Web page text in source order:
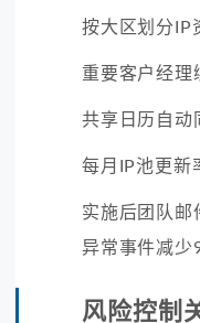
按大区划分IP
重要客户经理
共享日历自动
每月IP池更新
实施后团队邮
异常事件减少
风险控制